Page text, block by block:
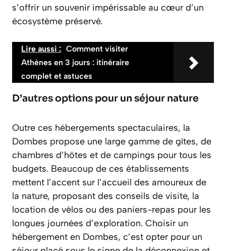
s’offrir un souvenir impérissable au cœur d’un
écosystème préservé.
Lire aussi : Comment visiter
Athènes en 3 jours : itinéraire
complet et astuces
D’autres options pour un séjour nature
Outre ces hébergements spectaculaires, la
Dombes propose une large gamme de gîtes, de
chambres d’hôtes et de campings pour tous les
budgets. Beaucoup de ces établissements
mettent l’accent sur l’accueil des amoureux de
la nature, proposant des conseils de visite, la
location de vélos ou des paniers-repas pour les
longues journées d’exploration. Choisir un
hébergement en Dombes, c’est opter pour un